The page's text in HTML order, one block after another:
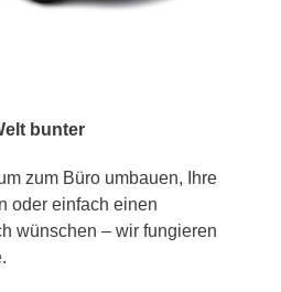
bunter
zum Büro umbauen, Ihre
oder einfach einen
wünschen – wir fungieren